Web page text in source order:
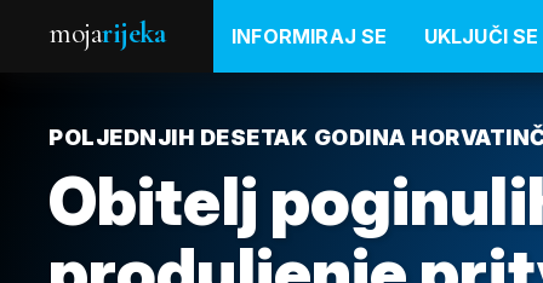
mojarijeka INFORMIRAJ SE UKLJUČI SE
POLJEDNJIH DESETAK GODINA
Obitelj